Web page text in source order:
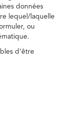
données
lequel/laquelle
ou
d’être